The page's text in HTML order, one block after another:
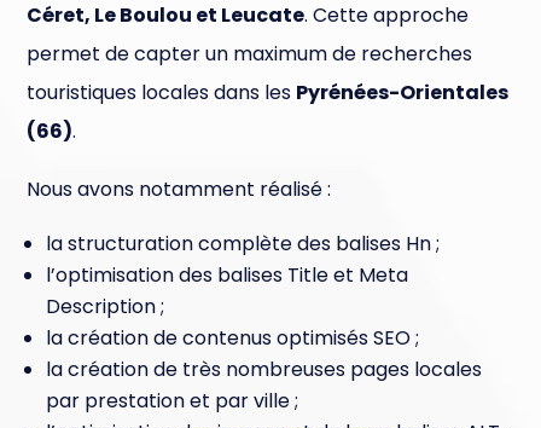
Céret, Le Boulou et Leucate. Cette approche
permet de capter un maximum de recherches
touristiques locales dans les Pyrénées-Orientales
(66).
Nous avons notamment réalisé :
la structuration complète des balises Hn ;
l’optimisation des balises Title et Meta
Description ;
la création de contenus optimisés SEO ;
la création de très nombreuses pages locales
par prestation et par ville ;